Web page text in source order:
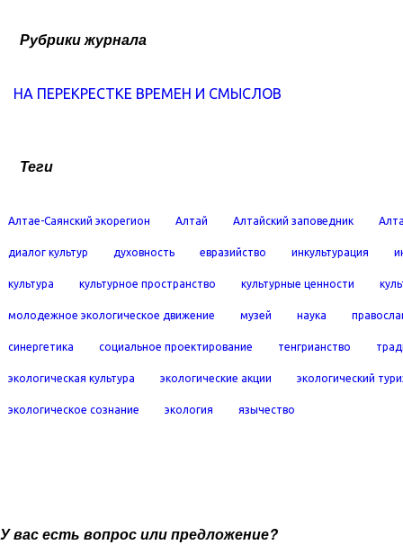
Рубрики журнала
НА ПЕРЕКРЕСТКЕ ВРЕМЕН И СМЫСЛОВ
Теги
Алтае-Саянский экорегион Алтай Алтайский заповедник
диалог культур духовность евразийство инкультурация
культура культурное пространство культурные ценности
молодежное экологическое движение музей наука
синергетика социальное проектирование тенгрианство
экологическая культура экологические акции экологический
экологическое сознание экология язычество
У вас есть вопрос или предложение?